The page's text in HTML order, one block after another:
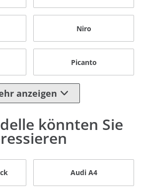
Niro
Picanto
anzeigen
könnten Sie
Audi A4